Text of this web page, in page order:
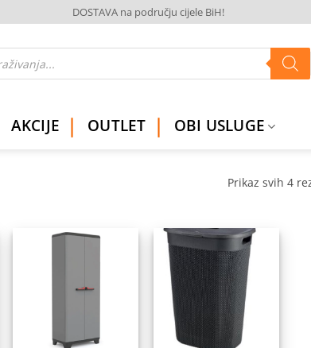
DOSTAVA na području cijele BiH!
AKCIJE OUTLET OBI USLUGE
Prikaz svih 4
Dodaj
listu
želja